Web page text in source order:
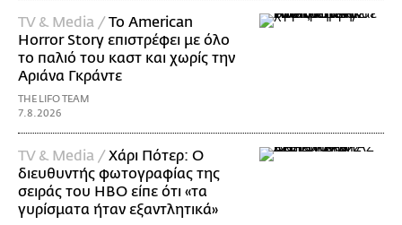
TV & Media /Το American
Horror Story επιστρέφει με όλο
το παλιό του καστ και χωρίς την
Αριάνα Γκράντε
THE LIFO TEAM
7.8.2026
TV & Media / Χάρι Πότερ: Ο
διευθυντής φωτογραφίας της
σειράς του HBO είπε ότι «τα
γυρίσματα ήταν εξαντλητικά»